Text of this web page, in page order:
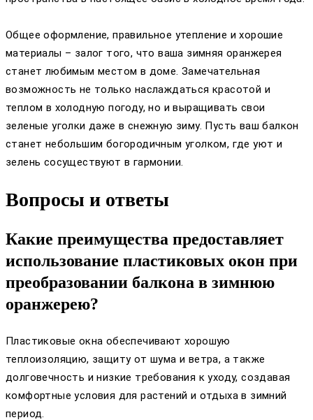
Общее оформление, правильное утепление и хорошие
материалы – залог того, что ваша зимняя оранжерея
станет любимым местом в доме. Замечательная
возможность не только наслаждаться красотой и
теплом в холодную погоду, но и выращивать свои
зеленые уголки даже в снежную зиму. Пусть ваш балкон
станет небольшим богородичным уголком, где уют и
зелень сосуществуют в гармонии.
Вопросы и ответы
Какие преимущества предоставляет
использование пластиковых окон при
преобразовании балкона в зимнюю
оранжерею?
Пластиковые окна обеспечивают хорошую
теплоизоляцию, защиту от шума и ветра, а также
долговечность и низкие требования к уходу, создавая
комфортные условия для растений и отдыха в зимний
период.